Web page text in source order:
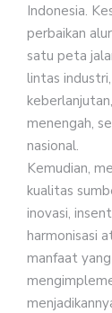
Indonesia.
perbaikan
satu peta
lintas
menengah,
nasional.
Kemudian,
kualitas
inovasi,
harmonisasi
manfaat